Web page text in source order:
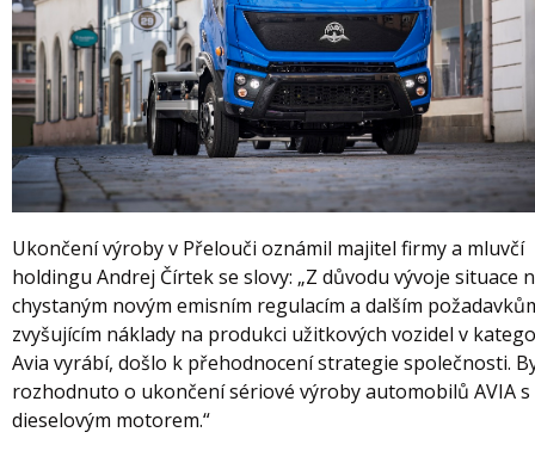
Ukončení výroby v Přelouči oznámil majitel firmy a mluvčí
holdingu Andrej Čírtek se slovy: „Z důvodu vývoje situace
chystaným novým emisním regulacím a dalším
zvyšujícím náklady na produkci užitkových vozidel v
Avia vyrábí, došlo k přehodnocení strategie společnosti.
rozhodnuto o ukončení sériové výroby automobilů AVIA s
dieselovým motorem.“